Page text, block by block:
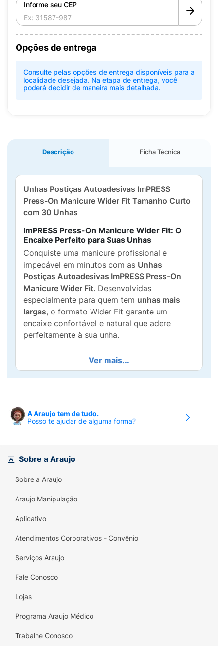
Informe seu CEP
Opções de entrega
Consulte pelas opções de entrega disponíveis para a
localidade desejada. Na etapa de entrega, você
poderá decidir de maneira mais detalhada.
Descrição Ficha Técnica
Unhas Postiças Autoadesivas ImPRESS
Press-On Manicure Wider Fit Tamanho Curto
com 30 Unhas
ImPRESS Press-On Manicure Wider Fit: O
Encaixe Perfeito para Suas Unhas
Conquiste uma manicure profissional e
impecável em minutos com as Unhas
Postiças Autoadesivas ImPRESS Press-On
Manicure Wider Fit. Desenvolvidas
especialmente para quem tem unhas mais
largas, o formato Wider Fit garante um
encaixe confortável e natural que adere
perfeitamente à sua unha.
O Seu Novo Jeito de Fazer as Unhas:
mais harmonioso e duradouro.
limpa. Basta pressionar.
Design Moderno:
unhasem diversos tamanhos e três estilos
sofisticado
aquele toque de brilho.
Tamanho Curto:
para o dia a dia, sendo prático e discreto.
longa duração.
Com ImPRESS Wider Fit
Ver mais...
A Araujo tem de tudo.
Posso te ajudar de alguma forma?
Sobre a Araujo
Sobre a Araujo
Araujo Manipulação
Aplicativo
Atendimentos Corporativos - Convênio
Serviços Araujo
Fale Conosco
Lojas
Programa Araujo Médico
Trabalhe Conosco